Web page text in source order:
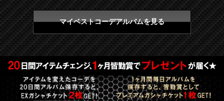
マイベストコーデアルバムを見る